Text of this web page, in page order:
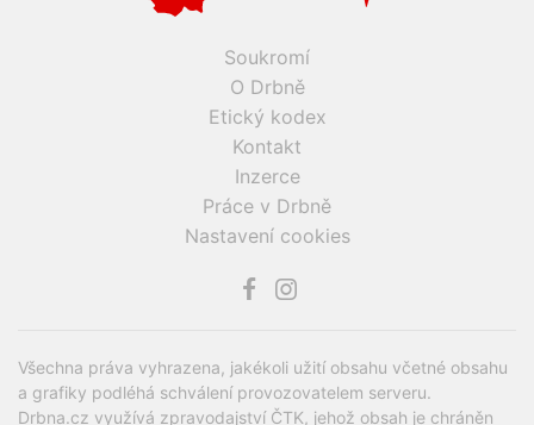
Soukromí
O Drbně
Etický kodex
Kontakt
Inzerce
Práce v Drbně
Nastavení cookies
Všechna práva vyhrazena, jakékoli užití obsahu včetné obsahu
a grafiky podléhá schválení provozovatelem serveru.
Drbna.cz využívá zpravodajství ČTK, jehož obsah je chráněn